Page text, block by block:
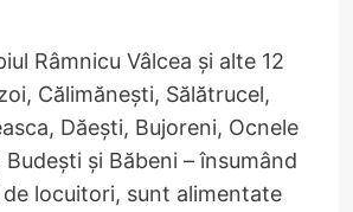
Râmnicu Vâlcea și alte 12
Călimănești, Sălătrucel,
Dăești, Bujoreni, Ocnele
și Băbeni – însumând
locuitori, sunt alimentate